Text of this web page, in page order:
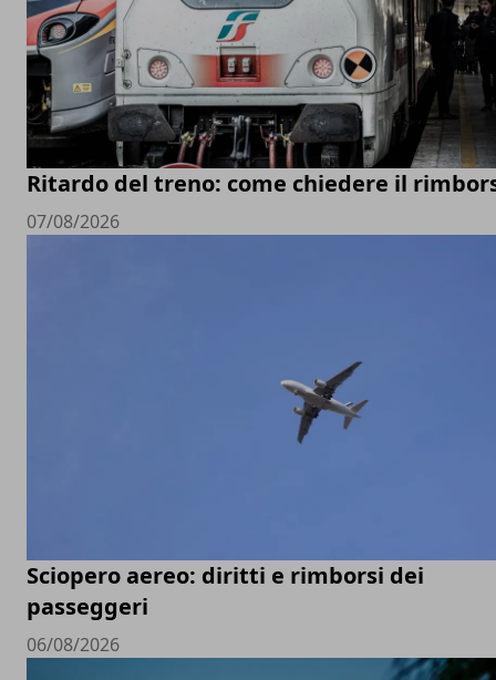
Ritardo del treno: come chiedere il
07/08/2026
Sciopero aereo: diritti e rimborsi dei
passeggeri
06/08/2026